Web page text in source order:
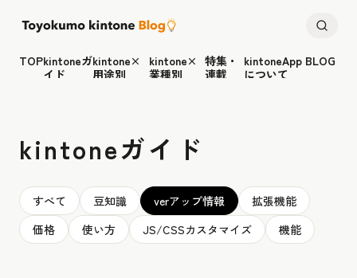
TOPkintoneガ
イド
kintone×
用途別
kintone×
業種別
特集・
連載
kintoneApp BLOG
について
kintoneガイド
すべて 豆知識 verアップ情報
拡張機能
価格
使い方 JS/CSSカスタマイズ 機能